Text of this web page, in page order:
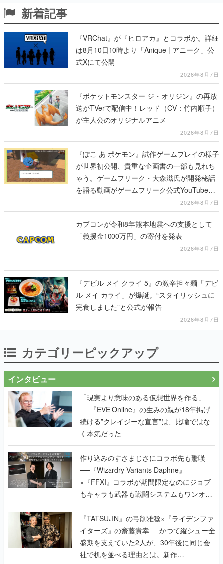
新着記事
『VRChat』が『ヒロアカ』とコラボか。詳細
は8月10日10時より「Anique | アニーク」公
式Xにて公開
2026年8月7日
『ポケットモンスター ジ・オリジン』の再放
送がTVerで配信中！レッド（CV：竹内順子）
が主人公のオリジナルアニメ
2026年8月7日
『ぽこ あ ポケモン』試作ゲームプレイの様子
が世界初公開、貴重な企画書の一部も見れち
ゃう。ゲームフリーク・大森滋氏が開発秘話
を語る動画がゲームフリーク公式YouTubeで
2026年8月7日
カプコンが令和8年熊本地震への支援として
「義援金1000万円」の寄付を発表
2026年8月7日
『デビル メイ クライ 5』の激辛担々麺「デビ
ル メイ カライ」が爆誕。“スタイリッシュに
完食しました”と公式が報告
2026年8月7日
カテゴリーピックアップ
インタビュー
「現実より意味のある仮想世界を作る」
──『EVE Online』の生みの親が18年掲げ
続ける”クレイジーな宣言”は、比喩ではな
く本気だった
作り込みのすさまじさにコラボ先も驚嘆
──『Wizardry Variants Daphne』
×『FFXI』コラボが期間限定なのにジョブ
もキャラも武器も戦闘システムもワンオフ
で作り込まれた理由を両ディレクターに聞
く
『TATSUJIN』の弓削雅稔×『ライデンファ
イターズ』の齋藤貴幸──かつて縦シュー全
盛期を支えていた2人が、30年後に同じ会
社で机を並べる理由とは。新作